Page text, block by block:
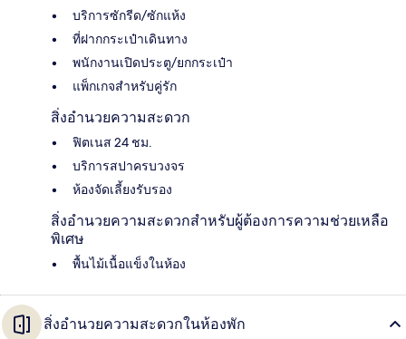
บริการซักรีด/ซักแห้ง
ที่ฝากกระเป๋าเดินทาง
พนักงานเปิดประตู/ยกกระเป๋า
แพ็กเกจสำหรับคู่รัก
สิ่งอำนวยความสะดวก
ฟิตเนส 24 ชม.
บริการสปาครบวงจร
ห้องจัดเลี้ยงรับรอง
สิ่งอำนวยความสะดวกสำหรับผู้ต้องการความช่วยเหลือ
พิเศษ
พื้นไม้เนื้อแข็งในห้อง
สิ่งอำนวยความสะดวกในห้องพัก